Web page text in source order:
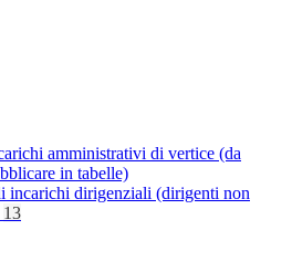
amministrativi di vertice (da
in tabelle)
incarichi dirigenziali (dirigenti non
13